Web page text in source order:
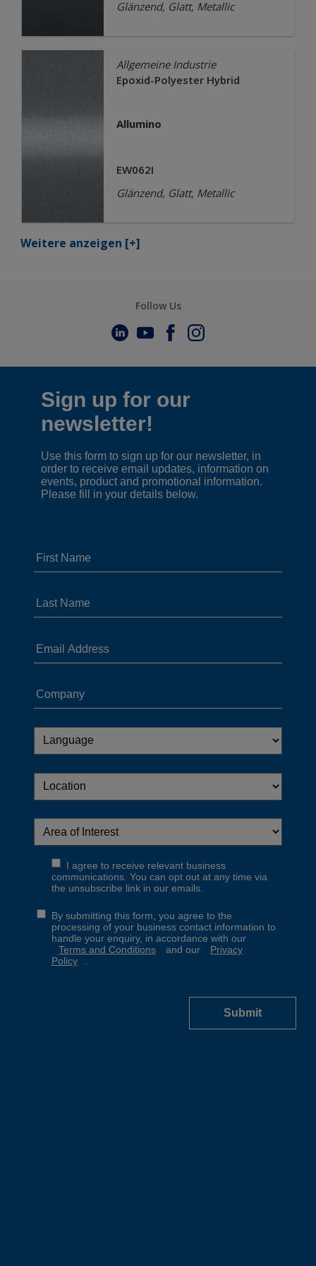
Glänzend, Glatt, Metallic
Allgemeine Industrie
Epoxid-Polyester Hybrid
Allumino
EW062I
Glänzend, Glatt, Metallic
Weitere anzeigen [+]
Follow Us